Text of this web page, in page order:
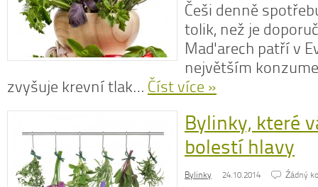
Češi denně
tolik, než je
Maďarech patří v
největším
zvyšuje krevní tlak… Číst více »
Bylinky, které
bolestí hlavy
Bylinky 24.10.2014 Źádný